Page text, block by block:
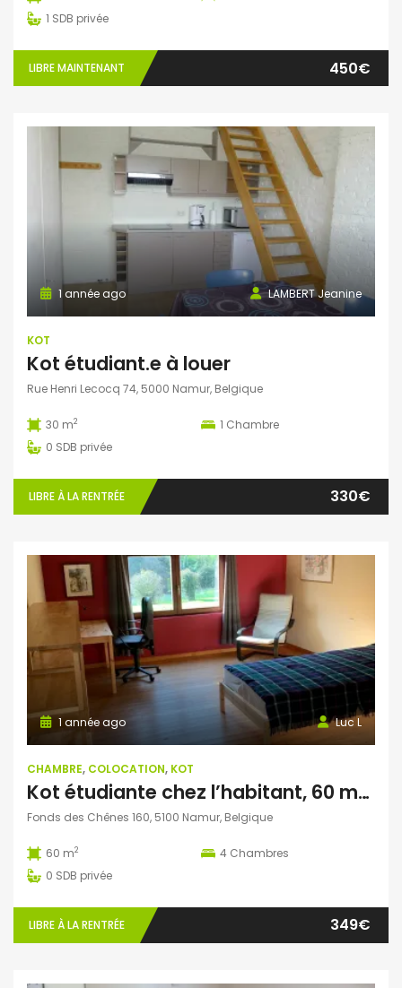
1 SDB privée
LIBRE MAINTENANT 450€
LAMBERT Jeanine
1 année ago
KOT
Kot étudiant.e à louer
Rue Henri Lecocq 74, 5000 Namur, Belgique
30 m2 1 Chambre
0 SDB privée
LIBRE À LA RENTRÉE 330€
Luc L
1 année ago
CHAMBRE, COLOCATION, KOT
Kot étudiante chez l’habitant, 60 m² ( Wépion, Namur)
Fonds des Chênes 160, 5100 Namur, Belgique
60 m2 4 Chambres
0 SDB privée
LIBRE À LA RENTRÉE 349€